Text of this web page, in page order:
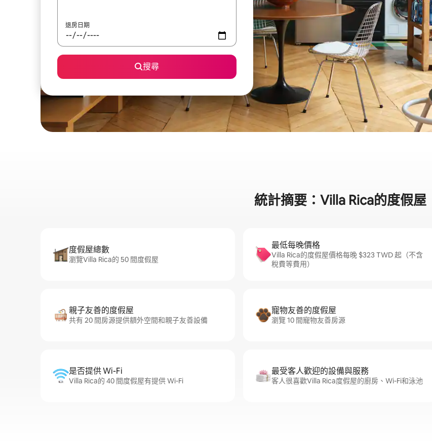
退房日期
搜尋
統計摘要：Villa Rica的度假屋
度假屋總數
瀏覽Villa Rica的 50 間度假屋
最低每晚價格
Villa Rica的度假屋價格每晚 $323 TWD 起（不含
稅費等費用）
親子友善的度假屋
共有 20 間房源提供額外空間和親子友善設備
寵物友善的度假屋
瀏覽 10 間寵物友善房源
是否提供 Wi-Fi
Villa Rica的 40 間度假屋有提供 Wi-Fi
最受客人歡迎的設備與服務
客人很喜歡Villa Rica度假屋的廚房、Wi-Fi和泳池